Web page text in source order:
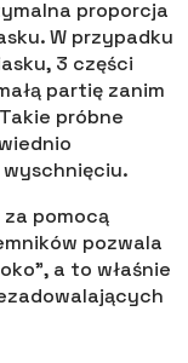
proporcja
W przypadku
3 części
partię zanim
próbne
pomocą
pozwala
a to właśnie